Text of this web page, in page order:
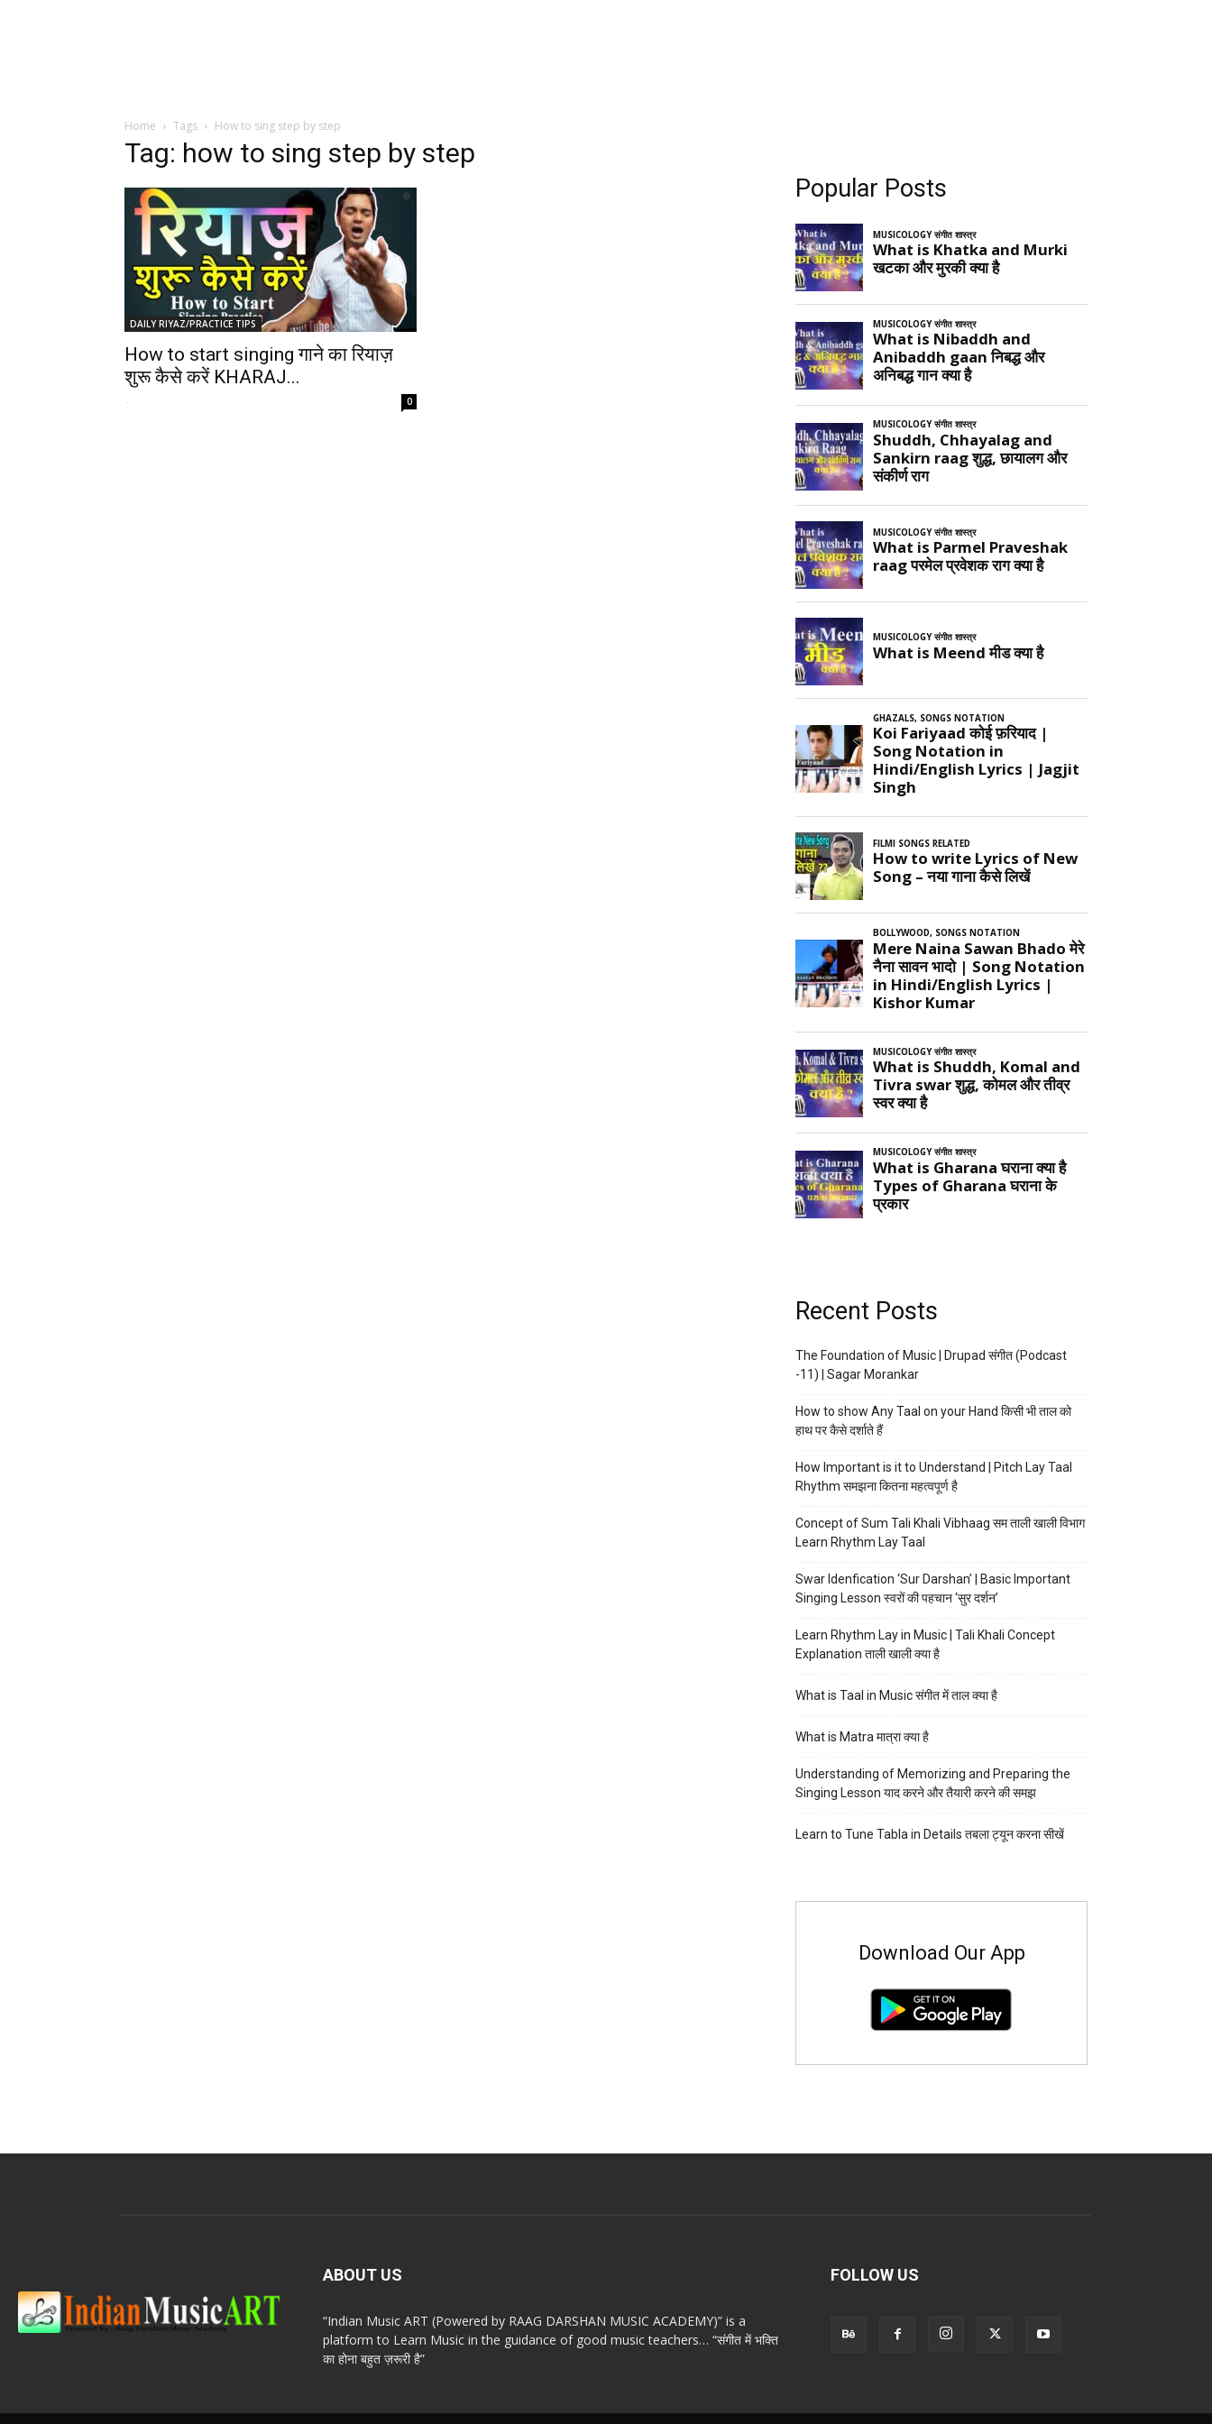
Home Tags How to sing step by step
Tag: how to sing step by step
DAILY RIYAZ/PRACTICE TIPS
How to start singing गाने का रियाज़
शुरू कैसे करें KHARAJ...
- 0
Popular Posts
Recent Posts
The Foundation of Music | Drupad संगीत (Podcast
-11) | Sagar Morankar
How to show Any Taal on your Hand किसी भी ताल को
हाथ पर कैसे दर्शाते हैं
How Important is it to Understand | Pitch Lay Taal
Rhythm समझना कितना महत्वपूर्ण है
Concept of Sum Tali Khali Vibhaag सम ताली खाली विभाग
Learn Rhythm Lay Taal
Swar Idenfication ‘Sur Darshan’ | Basic Important
Singing Lesson स्वरों की पहचान ‘सुर दर्शन’
Learn Rhythm Lay in Music | Tali Khali Concept
Explanation ताली खाली क्या है
What is Taal in Music संगीत में ताल क्या है
What is Matra मात्रा क्या है
Understanding of Memorizing and Preparing the
Singing Lesson याद करने और तैयारी करने की समझ
Learn to Tune Tabla in Details तबला ट्यून करना सीखें
Download Our App
ABOUT US
“Indian Music ART (Powered by RAAG DARSHAN MUSIC ACADEMY)” is a
platform to Learn Music in the guidance of good music teachers… “संगीत में भक्ति
का होना बहुत ज़रूरी है”
FOLLOW US